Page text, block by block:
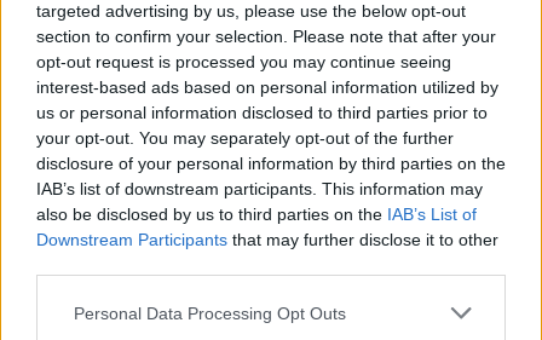
targeted advertising by us, please use the below opt-out
section to confirm your selection. Please note that after your
opt-out request is processed you may continue seeing
interest-based ads based on personal information utilized by
us or personal information disclosed to third parties prior to
your opt-out. You may separately opt-out of the further
disclosure of your personal information by third parties on the
IAB’s list of downstream participants. This information may
also be disclosed by us to third parties on the IAB’s List of
Downstream Participants that may further disclose it to other
Personal Data Processing Opt Outs
Il modello più confortevole
Per chi cerca maggiore spazio e comfort, la600
Hybridsi presenta come una soluzione ideale.
Equipaggiata con un motore 1.2 turbo ibrido da 110
CV abbinato a un cambio automatico a doppia
frizione, questa vettura offre una guida fluida e
consumi contenuti, attestati a soli 4,8 litri per 100
bagagliaio da 385 litri garantisce una buona capacità